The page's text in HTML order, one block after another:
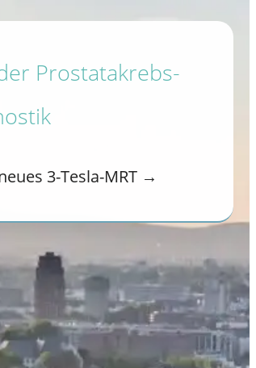
Prostatakrebs-
3-Tesla-MRT →